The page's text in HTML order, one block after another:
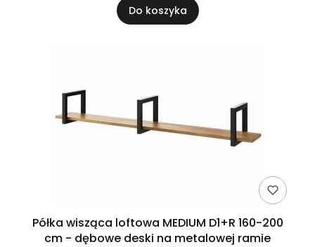
Do koszyka
Półka wisząca loftowa MEDIUM D1+R 160-200
cm - dębowe deski na metalowej ramie